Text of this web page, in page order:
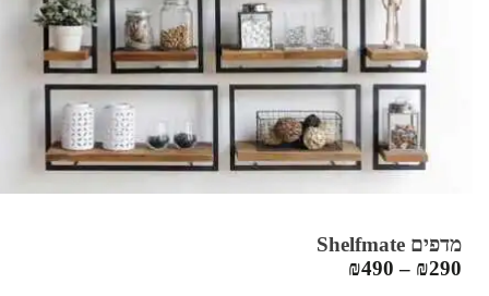
מדפים Shelfmate
₪290
–
₪490